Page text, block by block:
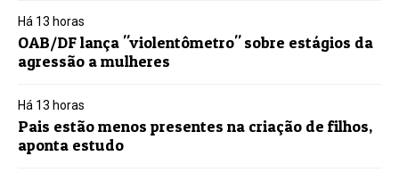
Há 13 horas
OAB/DF lança "violentômetro" sobre estágios da
agressão a mulheres
Há 13 horas
Pais estão menos presentes na criação de filhos,
aponta estudo